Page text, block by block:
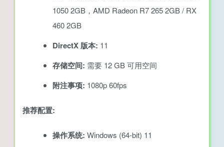
1050 2GB，AMD Radeon R7 265 2GB / RX
460 2GB
DirectX 版本: 11
存储空间: 需要 12 GB 可用空间
附注事项: 1080p 60fps
推荐配置:
操作系统: Windows (64-bit) 11